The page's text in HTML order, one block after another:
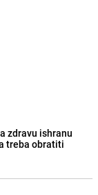
zdravu ishranu
treba obratiti